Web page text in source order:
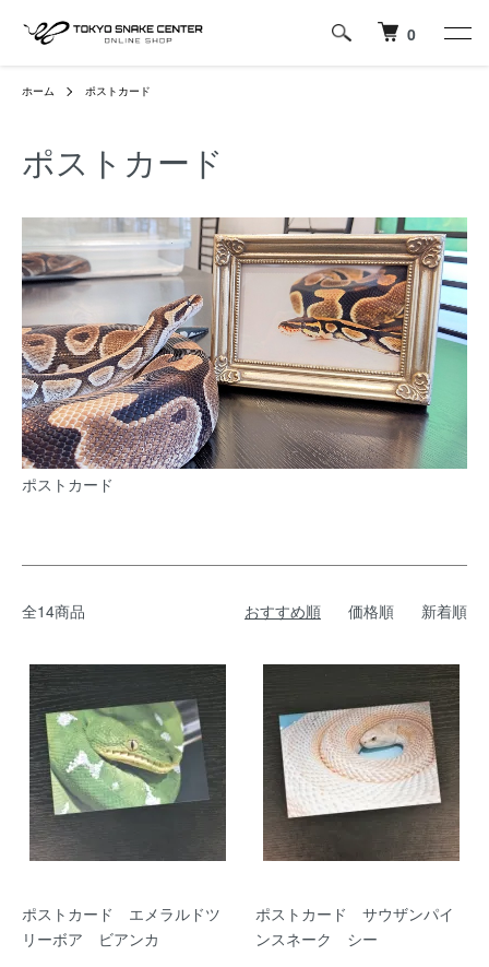
0
ホーム ポストカード
ポストカード
ポストカード
全14商品 おすすめ順 価格順 新着順
ポストカード エメラルドツ
リーボア ビアンカ
ポストカード サウザンパイ
ンスネーク シー